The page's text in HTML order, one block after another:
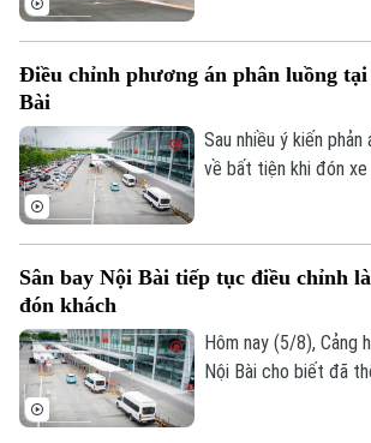
Chuyên mục
khiến nhiều chuyến
Điều chỉnh phương án phân luồng tại
Bài
Sau nhiều ý kiến phản
về bất tiện khi đón xe
bổ sung lực lượng hỗ
Sân bay Nội Bài tiếp tục điều chỉnh
đón khách
Hôm nay (5/8), Cảng
Nội Bài cho biết đã